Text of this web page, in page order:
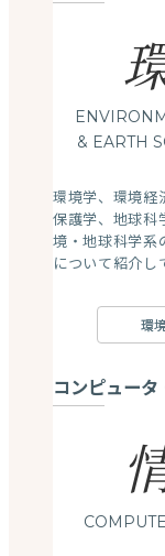
& EARTH
環境学、環境経
保護学、地球科
境・地球科学系
について紹介し
環
コンピュー